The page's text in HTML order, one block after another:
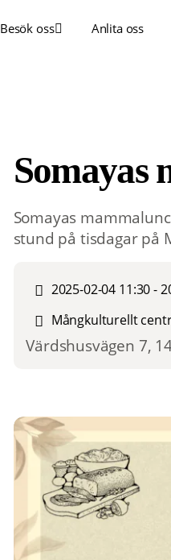
Besök oss Anlita oss
Somayas
Somayas
stund på tisdagar på
2025-02-04 11:30 -
Mångkulturellt
Värdshusvägen 7,